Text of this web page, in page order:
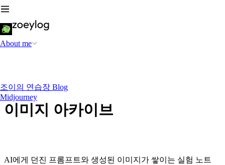
About me
조이의 연습장 Blog
Midjourney
이미지 아카이브
AI에게 던진 프롬프트와 생성된 이미지가 쌓이는 실험 노트